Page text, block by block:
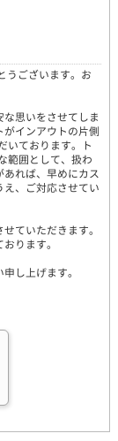
うございます。お
思いをさせてしま
インアウトの片側
いております。ト
範囲として、扱わ
れば、早めにカス
、ご対応させてい
ていただきます。
ります。
し上げます。